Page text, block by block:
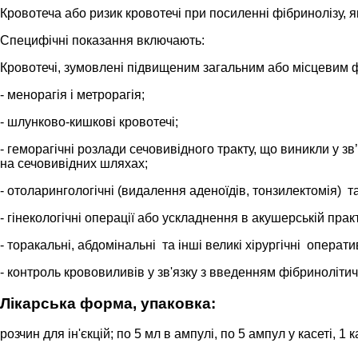
Кровотеча або ризик кровотечі при посиленні фібринолізу,
Специфічні показання включають:
Кровотечі, зумовлені підвищеним загальним або місцевим
- менорагія і метрорагія;
- шлунково-кишкові кровотечі;
- геморагічні розлади сечовивідного тракту, що виникли у
на сечовивідних шляхах;
- отоларингологічні (видалення аденоїдів, тонзилектомія)
- гінекологічні операції або ускладнення в акушерській
- торакальні, абдомінальні та інші великі хірургічні
- контроль крововиливів у зв'язку з введенням
Лікарська форма, упаковка:
розчин для ін'єкцій; по 5 мл в ампулі, по 5 ампул у касеті, 1